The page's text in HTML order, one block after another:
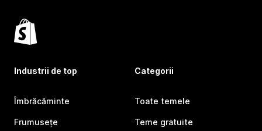
Industrii de top
Îmbrăcăminte
Frumusețe
Categorii
Toate temele
Teme gratuite